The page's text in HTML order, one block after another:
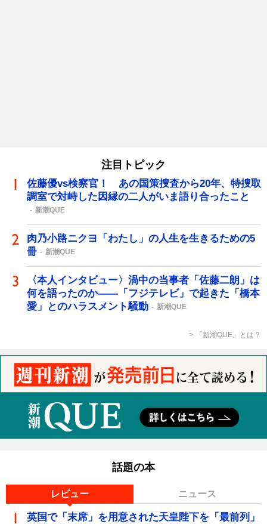
注目トピック
佐藤優vs検察官！ あの国策捜査から20年、特捜取
調室で対峙した因縁の二人がいま語り合ったこと
新潮QUE
肉乃小路ニクヨ「わたし」の人生を生きるための5
冊
新潮QUE
〈本人インタビュー〉渦中の当事者「佐藤二朗」は
何を語ったのか――「フジテレビ」で起きた「橋本
愛」とのハラスメント騒動
新潮QUE
「新潮QUE」とは？
話題の本
レビュー ニュース
英国で「末席」を用意された天皇陛下を「最前列」